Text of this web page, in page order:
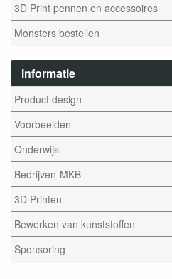
3D Print pennen en accessoires
Monsters bestellen
informatie
Product design
Voorbeelden
Onderwijs
Bedrijven-MKB
3D Printen
Bewerken van kunststoffen
Sponsoring